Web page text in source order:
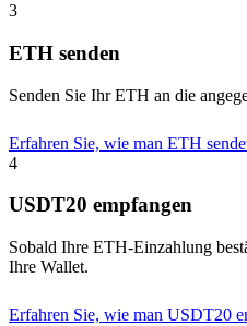
3
ETH senden
Senden Sie Ihr ETH an die
Erfahren Sie, wie man ETH
4
USDT20 empfangen
Sobald Ihre ETH-Einzahlung
Ihre Wallet.
Erfahren Sie, wie man USDT20